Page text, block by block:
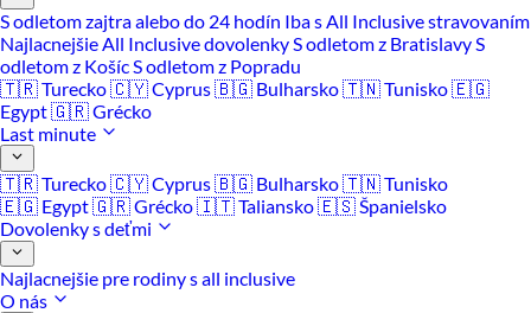
S odletom zajtra alebo do 24 hodín Iba s All Inclusive stravovaním
Najlacnejšie All Inclusive dovolenkyS odletom z BratislavyS
odletom z KošícS odletom z Popradu
🇹🇷 Turecko🇨🇾 Cyprus🇧🇬 Bulharsko🇹🇳 Tunisko🇪🇬
Egypt🇬🇷 Grécko
Last minute
🇹🇷 Turecko🇨🇾 Cyprus🇧🇬 Bulharsko🇹🇳 Tunisko
🇪🇬 Egypt🇬🇷 Grécko🇮🇹 Taliansko🇪🇸 Španielsko
Dovolenky s deťmi
Najlacnejšie pre rodiny s all inclusive
O nás